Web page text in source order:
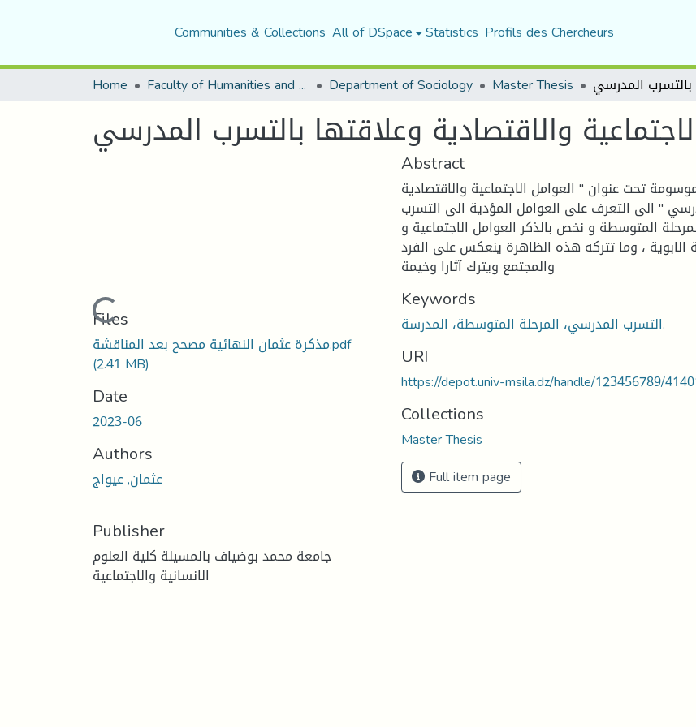
Communities & Collections All of DSpace Statistics Profils des Chercheurs
Home Faculty of Humanities and Social Sciences Department of Sociology Master Thesis
والاقتصادية وعلاقتها بالتسرب المدرسي
Loading...
Files
مذكرة عثمان النهائية مصحح بعد المناقشة.pdf
(2.41 MB)
Date
2023-06
Authors
عثمان, عيواج
Publisher
جامعة محمد بوضياف بالمسيلة كلية العلوم
الانسانية والاجتماعية
Abstract
تحت عنوان " العوامل الاجتماعية والاقتصادية
" الى التعرف على العوامل المؤدية الى التسرب
المتوسطة و نخص بالذكر العوامل الاجتماعية و
الابوية ، وما تتركه هذه الظاهرة ينعكس على الفرد
والمجتمع ويترك آثارا وخيمة
Keywords
التسرب المدرسي، المرحلة المتوسطة، المدرسة.
URI
https://depot.univ-msila.dz/handle/123456789/
Collections
Master Thesis
Full item page